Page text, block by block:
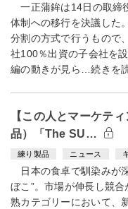
一正蒲鉾は14日の取締
体制への移行を決議した
分割の方式で行うもので
社100％出資の子会社を
編の動きが見ら…続きを
【この人とマーケテ
品）「The SU…
練り製品 ニュース
日本の食卓で馴染みが
ぼこ”。市場が伸長し競
熟カテゴリーにおいて、